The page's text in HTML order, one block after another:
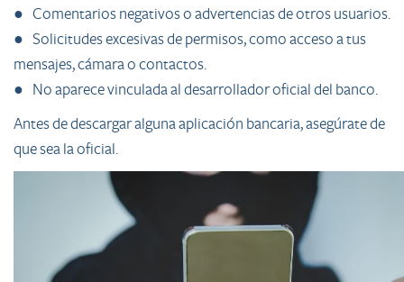
● Comentarios negativos o advertencias de otros usuarios.
● Solicitudes excesivas de permisos, como acceso a tus
mensajes, cámara o contactos.
● No aparece vinculada al desarrollador oficial del banco.
Antes de descargar alguna aplicación bancaria, asegúrate de
que sea la oficial.